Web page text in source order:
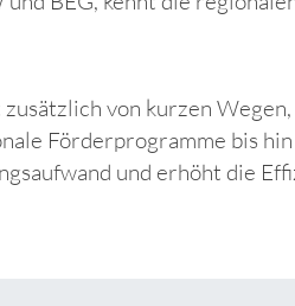
von kurzen
Förderprogramme bis
und erhöht die